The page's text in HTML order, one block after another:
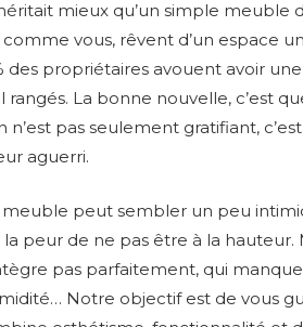
mieux qu’un simple meuble
vous, rêvent d’un espace
des propriétaires avouent avoir
La bonne nouvelle, c’est
pas seulement gratifiant,
aguerri.
meuble peut sembler un peu
peur de ne pas être à la hauteur.
pas parfaitement, qui
Notre objectif est de vous